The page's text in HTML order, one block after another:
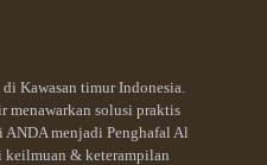
Kawasan timur Indonesia.
menawarkan solusi praktis
menjadi Penghafal Al
& keterampilan